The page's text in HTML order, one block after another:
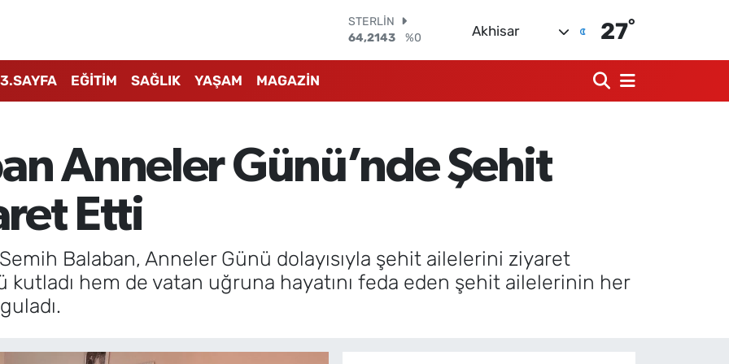
GRAM ALTIN
6500.87
%0.12
64.643,95
%0.16
EURO
55,0406
%-0.08
STERLİN
Akhisar 27°
3.SAYFA EĞİTİM SAĞLIK YAŞAM MAGAZİN
Anneler Günü’nde Şehit
Etti
Balaban, Anneler Günü dolayısıyla şehit ailelerini ziyaret
hem de vatan uğruna hayatını feda eden şehit ailelerinin her